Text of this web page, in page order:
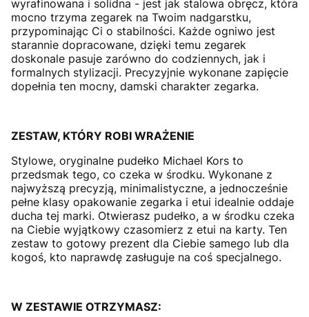
wyrafinowana i solidna - jest jak stalowa obręcz, która
mocno trzyma zegarek na Twoim nadgarstku,
przypominając Ci o stabilności. Każde ogniwo jest
starannie dopracowane, dzięki temu zegarek
doskonale pasuje zarówno do codziennych, jak i
formalnych stylizacji. Precyzyjnie wykonane zapięcie
dopełnia ten mocny, damski charakter zegarka.
ZESTAW, KTÓRY ROBI WRAŻENIE
Stylowe, oryginalne pudełko Michael Kors to
przedsmak tego, co czeka w środku. Wykonane z
najwyższą precyzją, minimalistyczne, a jednocześnie
pełne klasy opakowanie zegarka i etui idealnie oddaje
ducha tej marki. Otwierasz pudełko, a w środku czeka
na Ciebie wyjątkowy czasomierz z etui na karty. Ten
zestaw to gotowy prezent dla Ciebie samego lub dla
kogoś, kto naprawdę zasługuje na coś specjalnego.
W ZESTAWIE OTRZYMASZ: